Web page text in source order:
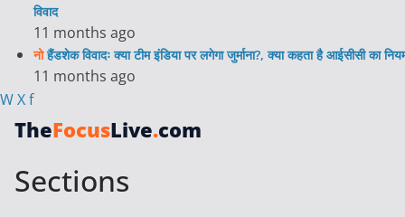
विवाद
11 months ago
नोहैंडशेक विवादः क्या टीम इंडिया पर लगेगा जुर्माना?, क्या कहता है आईसीसी का
11 months ago
WXf
TheFocusLive.com
Sections